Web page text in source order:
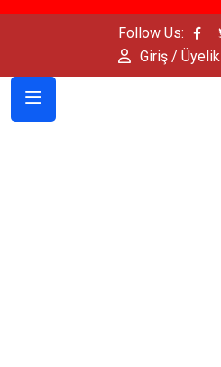
Follow Us:
Giriş / Üyelik